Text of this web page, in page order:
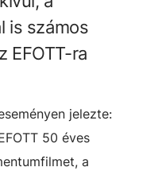
is számos
EFOTT-ra
jelezte:
50 éves
a